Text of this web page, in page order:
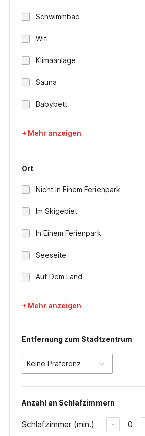
Schwimmbad
Wifi
Klimaanlage
Sauna
Babybett
+ Mehr anzeigen
Ort
Nicht In Einem Ferienpark
Im Skigebiet
In Einem Ferienpark
Seeseite
Auf Dem Land
+ Mehr anzeigen
Entfernung zum Stadtzentrum
Keine Präferenz
Anzahl an Schlafzimmern
Schlafzimmer (min.) - 0